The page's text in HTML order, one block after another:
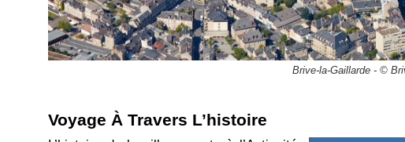
Brive-la-Gaillarde - ©
​Voyage À Travers L’histoire